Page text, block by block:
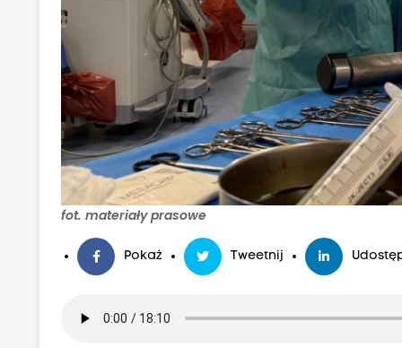
fot. materiały prasowe
Pokaż Tweetnij